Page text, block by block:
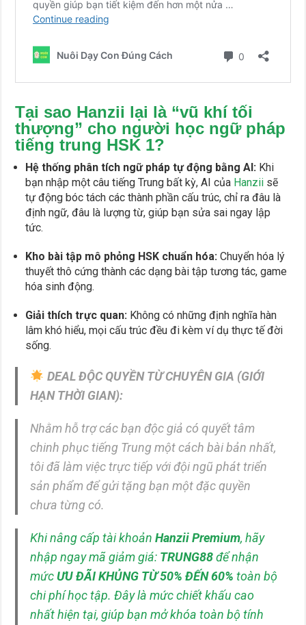
Tại sao Hanzii lại là “vũ khí tối
thượng” cho người học ngữ pháp
tiếng trung HSK 1?
Hệ thống phân tích ngữ pháp tự động bằng AI: Khi
bạn nhập một câu tiếng Trung bất kỳ, AI của Hanzii sẽ
tự động bóc tách các thành phần cấu trúc, chỉ ra đâu là
định ngữ, đâu là lượng từ, giúp bạn sửa sai ngay lập
tức.
Kho bài tập mô phỏng HSK chuẩn hóa: Chuyển hóa lý
thuyết thô cứng thành các dạng bài tập tương tác, game
hóa sinh động.
Giải thích trực quan: Không có những định nghĩa hàn
lâm khó hiểu, mọi cấu trúc đều đi kèm ví dụ thực tế đời
sống.
DEAL ĐỘC QUYỀN TỪ CHUYÊN GIA (GIỚI
HẠN THỜI GIAN):
Nhằm hỗ trợ các bạn độc giả có quyết tâm
chinh phục tiếng Trung một cách bài bản nhất,
tôi đã làm việc trực tiếp với đội ngũ phát triển
sản phẩm để gửi tặng bạn một đặc quyền
chưa từng có.
Khi nâng cấp tài khoảnHanzii Premium, hãy
nhập ngay mã giảm giá: TRUNG88để nhận
mứcƯU ĐÃI KHỦNG TỪ 50% ĐẾN 60% toàn bộ
chi phí học tập. Đây là mức chiết khấu cao
nhất hiện tại, giúp bạn mở khóa toàn bộ tính